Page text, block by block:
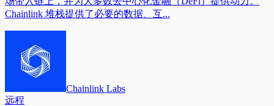
Chainlink 堆栈提供了必要的数据、互...
Chainlink Labs
远程